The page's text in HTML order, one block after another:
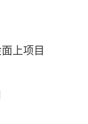
上项目